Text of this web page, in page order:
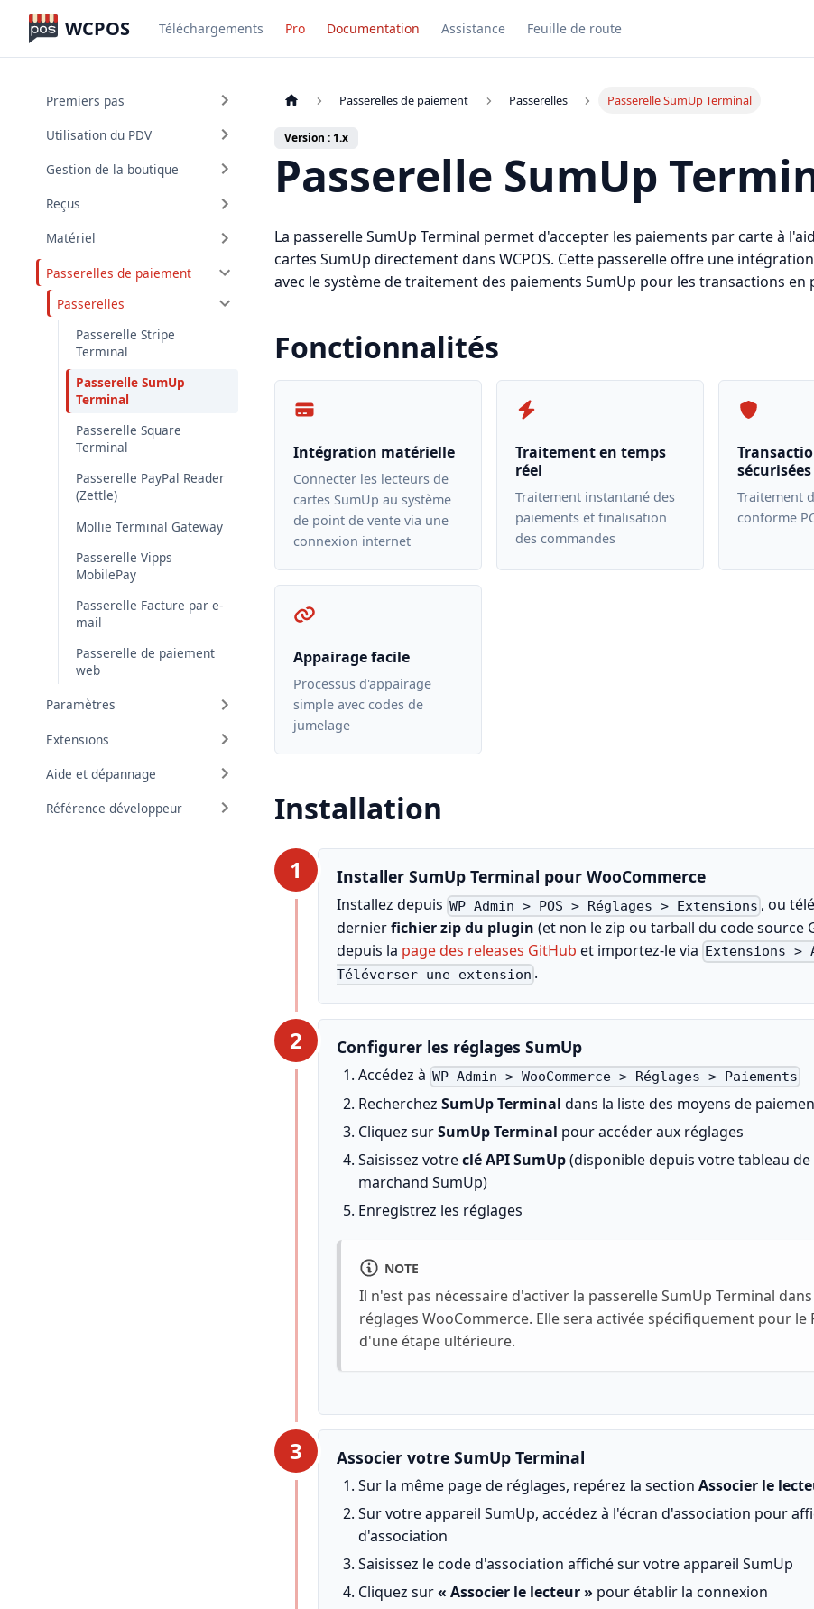
WCPOS Téléchargements Pro Documentation Assistance Feuille de route
Premiers pas
Utilisation du PDV
Gestion de la boutique
Reçus
Matériel
Passerelles de paiement
Passerelles
Passerelle Stripe
Terminal
Passerelle SumUp
Terminal
Passerelle Square
Terminal
Passerelle PayPal Reader
(Zettle)
Mollie Terminal Gateway
Passerelle Vipps
MobilePay
Passerelle Facture par e-
mail
Passerelle de paiement
web
Paramètres
Extensions
Aide et dépannage
Référence développeur
Passerelles de paiement Passerelles Passerelle SumUp Terminal
Version : 1.x
Passerelle SumUp
La passerelle SumUp Terminal permet d'accepter les paiements par carte à
cartes SumUp directement dans WCPOS. Cette passerelle offre une
avec le système de traitement des paiements SumUp pour les transactions en
Fonctionnalités
Intégration matérielle
Connecter les lecteurs de
cartes SumUp au système
de point de vente via une
connexion internet
Traitement en temps
réel
Traitement instantané des
paiements et finalisation
des commandes
sécurisées
Traitement
conforme
Appairage facile
Processus d'appairage
simple avec codes de
jumelage
Installation
1 Installer SumUp Terminal pour WooCommerce
Installez depuis WP Admin > POS > Réglages > Extensions , ou
dernierfichier zip du plugin (et non le zip ou tarball du code source
depuis la page des releases GitHub et importez-le via
Extensions >
Téléverser une extension .
2 Configurer les réglages SumUp
Accédez à WP Admin > WooCommerce > Réglages > Paiements
Recherchez SumUp Terminal dans la liste des moyens de
Cliquez surSumUp Terminal pour accéder aux réglages
Saisissez votreclé API SumUp(disponible depuis votre tableau
marchand SumUp)
Enregistrez les réglages
NOTE
Il n'est pas nécessaire d'activer la passerelle SumUp Terminal
réglages WooCommerce. Elle sera activée spécifiquement pour le
d'une étape ultérieure.
3 Associer votre SumUp Terminal
Sur la même page de réglages, repérez la section Associer le
Sur votre appareil SumUp, accédez à l'écran d'association pour
d'association
Saisissez le code d'association affiché sur votre appareil SumUp
Cliquez sur« Associer le lecteur » pour établir la connexion